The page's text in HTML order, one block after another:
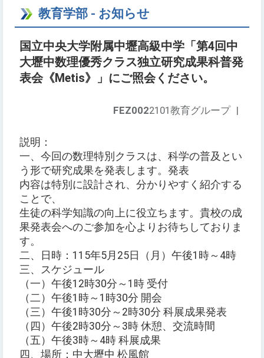
教育学部 - お知らせ
国立中央大学附属中壢高級中学「第4回中
大壢中数理優秀クラス独立研究成果科普発
表会《Metis》」にご照会ください。
FEZ0022101教育グループ |
説明：
一、今回の数理特別クラスは、科学の普及とい
う形で研究成果を発表します。発表
内容は特別に設計され、分かりやすく紹介する
ことで、
生徒の科学知識の向上に役立ちます。貴校の成
果発表会へのご参加を心よりお待ちしておりま
す。
二、日時：115年5月25日（月）午後1時～4時
三、スケジュール
（一）午後12時30分～1時 受付
（二）午後1時～1時30分 開会
（三）午後1時30分～2時30分 科展成果発表
（四）午後2時30分～3時 休憩、交流時間
（五）午後3時～4時 科展成果
四、場所：中大壢中 松風館